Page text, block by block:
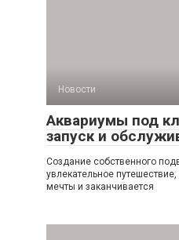
Новости
Аквариумы под
запуск и
Создание собственного
увлекательное
мечты и заканчивается